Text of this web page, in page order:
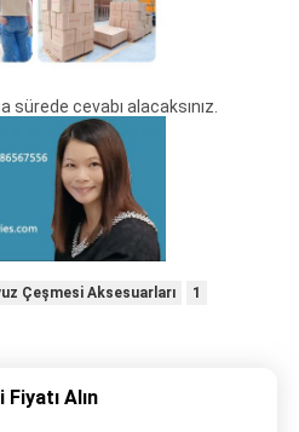
sürede cevabı alacaksınız.
Çeşmesi Aksesuarları
1
Fiyatı Alın